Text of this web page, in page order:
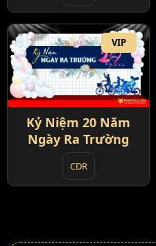
VIP
Kỷ Niệm 20 Năm
Ngày Ra Trường
CDR